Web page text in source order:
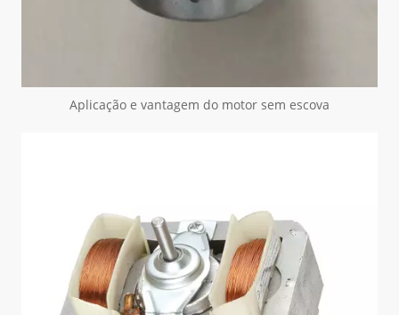
Aplicação e vantagem do motor sem escova